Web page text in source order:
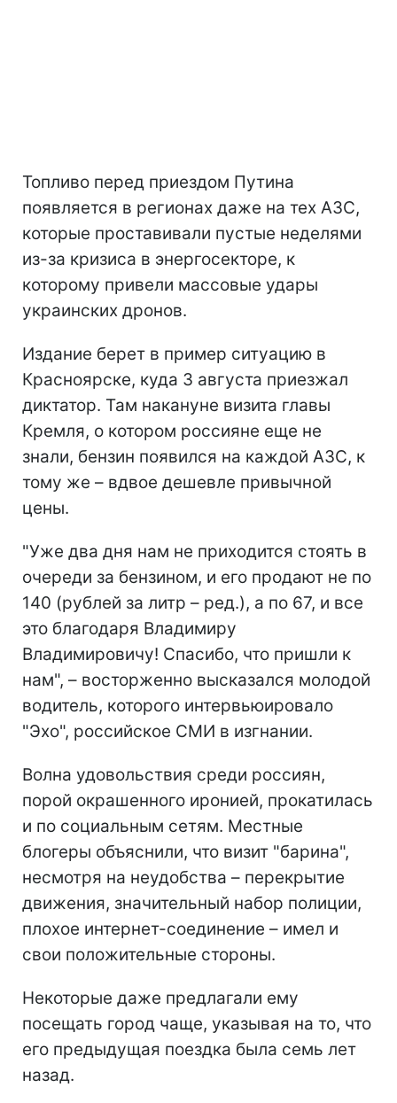
Топливо перед приездом Путина
появляется в регионах даже на тех АЗС,
которые проставивали пустые неделями
из-за кризиса в энергосекторе, к
которому привели массовые удары
украинских дронов.
Издание берет в пример ситуацию в
Красноярске, куда 3 августа приезжал
диктатор. Там накануне визита главы
Кремля, о котором россияне еще не
знали, бензин появился на каждой АЗС, к
тому же – вдвое дешевле привычной
цены.
"Уже два дня нам не приходится стоять в
очереди за бензином, и его продают не по
140 (рублей за литр – ред.), а по 67, и все
это благодаря Владимиру
Владимировичу! Спасибо, что пришли к
нам", – восторженно высказался молодой
водитель, которого интервьюировало
"Эхо", российское СМИ в изгнании.
Волна удовольствия среди россиян,
порой окрашенного иронией, прокатилась
и по социальным сетям. Местные
блогеры объяснили, что визит "барина",
несмотря на неудобства – перекрытие
движения, значительный набор полиции,
плохое интернет-соединение – имел и
свои положительные стороны.
Некоторые даже предлагали ему
посещать город чаще, указывая на то, что
его предыдущая поездка была семь лет
назад.